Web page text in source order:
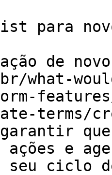
para
de
what-
terms/
e
seu ciclo